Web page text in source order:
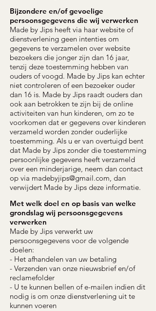
Bijzondere en/of gevoelige
persoonsgegevens die wij verwerken
Made by Jips heeft via haar website of
dienstverlening geen intenties om
gegevens te verzamelen over website
bezoekers die jonger zijn dan 16 jaar,
tenzij deze toestemming hebben van
ouders of voogd. Made by Jips kan echter
niet controleren of een bezoeker ouder
dan 16 is. Made by Jips raadt ouders dan
ook aan betrokken te zijn bij de online
activiteiten van hun kinderen, om zo te
voorkomen dat er gegevens over kinderen
verzameld worden zonder ouderlijke
toestemming. Als u er van overtuigd bent
dat Made by Jips zonder die toestemming
persoonlijke gegevens heeft verzameld
over een minderjarige, neem dan contact
op via madebyjips@gmail.com, dan
verwijdert Made by Jips deze informatie.
Met welk doel en op basis van welke
grondslag wij persoonsgegevens
verwerken
Made by Jips verwerkt uw
persoonsgegevens voor de volgende
doelen:
- Het afhandelen van uw betaling
- Verzenden van onze nieuwsbrief en/of
reclamefolder
- U te kunnen bellen of e-mailen indien dit
nodig is om onze dienstverlening uit te
kunnen voeren